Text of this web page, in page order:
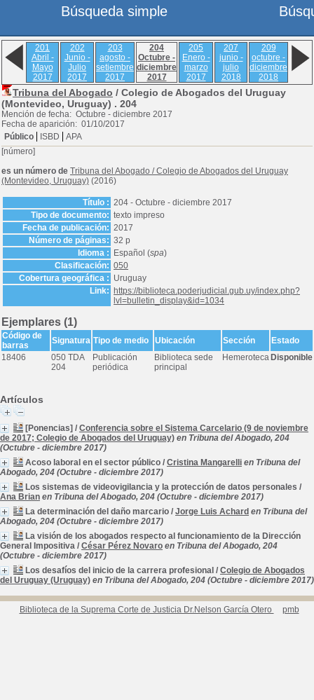
201
Abril -
Mayo
2017
202
Junio -
Julio
2017
203
agosto -
setiembre
2017
204
Octubre -
diciembre
2017
205
Enero -
marzo
2017
207
junio -
julio
2018
209
octubre -
diciembre
2018
Tribuna del Abogado / Colegio de Abogados del Uruguay
(Montevideo, Uruguay) . 204
Mención de fecha: Octubre - diciembre 2017
Fecha de aparición: 01/10/2017
Público
ISBD
APA
[número]
es un número de Tribuna del Abogado /Colegio de Abogados del Uruguay
(Montevideo, Uruguay) (2016)
Título : 204 - Octubre - diciembre 2017
Tipo de documento: texto impreso
Fecha de publicación: 2017
Número de páginas: 32 p
Idioma :
Español (spa)
Clasificación: 050
Cobertura geográfica : Uruguay
Link:
https://biblioteca.poderjudicial.gub.uy/index.php?
lvl=bulletin_display&id=1034
Ejemplares (1)
Código de
barras
Signatura Tipo de medio Ubicación Sección
Estado
18406
050 TDA
204
Publicación
periódica
Biblioteca sede
principal
Hemeroteca Disponible
Artículos
[Ponencias] / Conferencia sobre el Sistema Carcelario (9 de noviembre
de 2017; Colegio de Abogados del Uruguay) en Tribuna del Abogado, 204
(Octubre - diciembre 2017)
Acoso laboral en el sector público / Cristina Mangarelli en Tribuna del
Abogado, 204 (Octubre - diciembre 2017)
Los sistemas de videovigilancia y la protección de datos personales /
Ana Brian en Tribuna del Abogado, 204 (Octubre - diciembre 2017)
La determinación del daño marcario / Jorge Luis Achard en Tribuna del
Abogado, 204 (Octubre - diciembre 2017)
La visión de los abogados respecto al funcionamiento de la Dirección
General Impositiva / César Pérez Novaro en Tribuna del Abogado, 204
(Octubre - diciembre 2017)
Los desafíos del inicio de la carrera profesional / Colegio de Abogados
del Uruguay (Uruguay) en Tribuna del Abogado, 204 (Octubre - diciembre 2017)
Biblioteca de la Suprema Corte de Justicia Dr.Nelson García Otero pmb
Búsqueda simple